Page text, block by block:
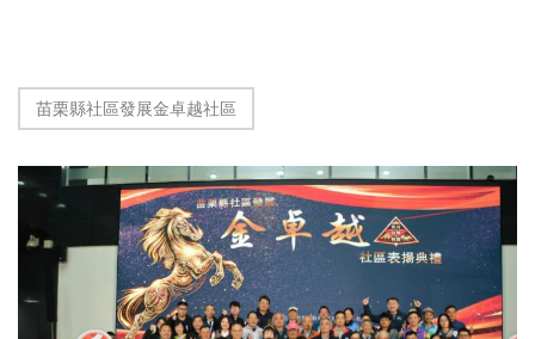
苗栗縣社區發展金卓越社區